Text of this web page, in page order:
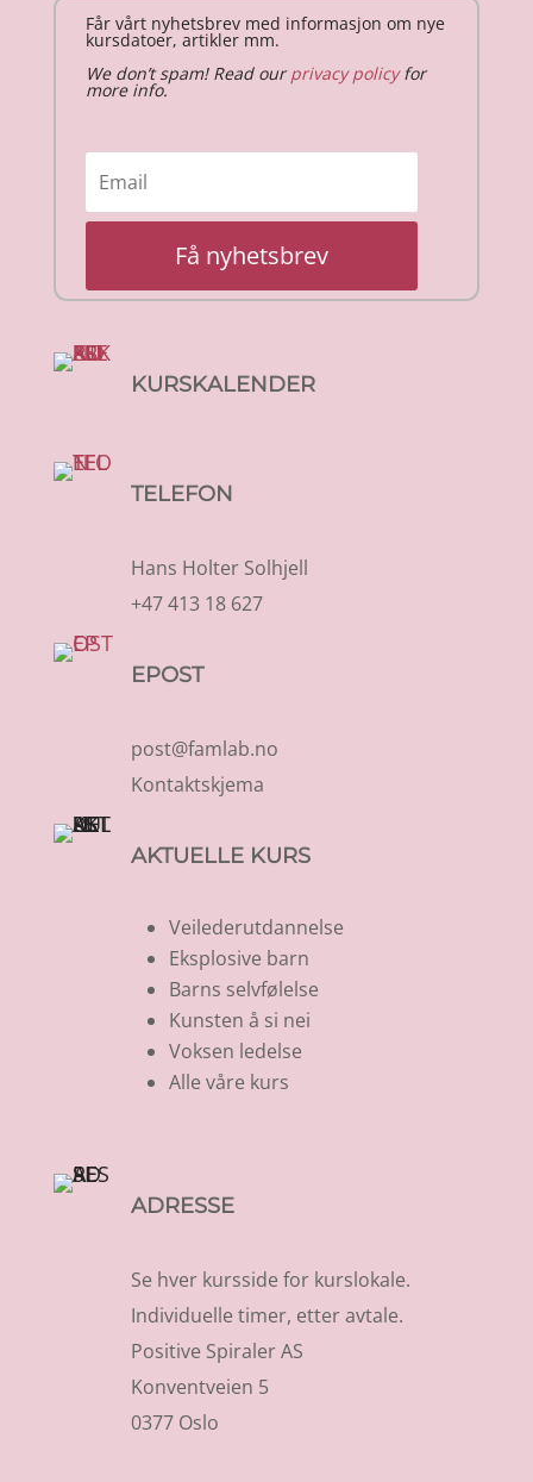
Får vårt nyhetsbrev med informasjon om nye
kursdatoer, artikler mm.
We don’t spam! Read ourprivacy policyfor
more info.
Få nyhetsbrev
KURSKALENDER
TELEFON
Hans Holter Solhjell
+47 413 18 627
EPOST
post@famlab.no
Kontaktskjema
AKTUELLE KURS
Veilederutdannelse
Eksplosive barn
Barns selvfølelse
Kunsten å si nei
Voksen ledelse
Alle våre kurs
ADRESSE
Se hver kursside for kurslokale.
Individuelle timer, etter avtale.
Positive Spiraler AS
Konventveien 5
0377 Oslo